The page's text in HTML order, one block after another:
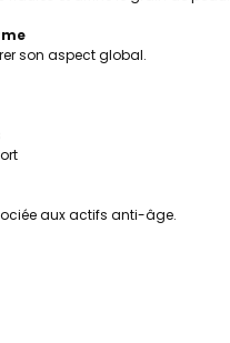
son aspect global.
aux actifs anti-âge.